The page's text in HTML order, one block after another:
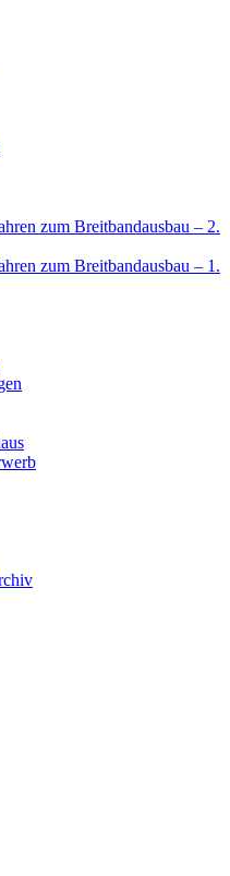
zum Breitbandausbau – 2.
zum Breitbandausbau – 1.